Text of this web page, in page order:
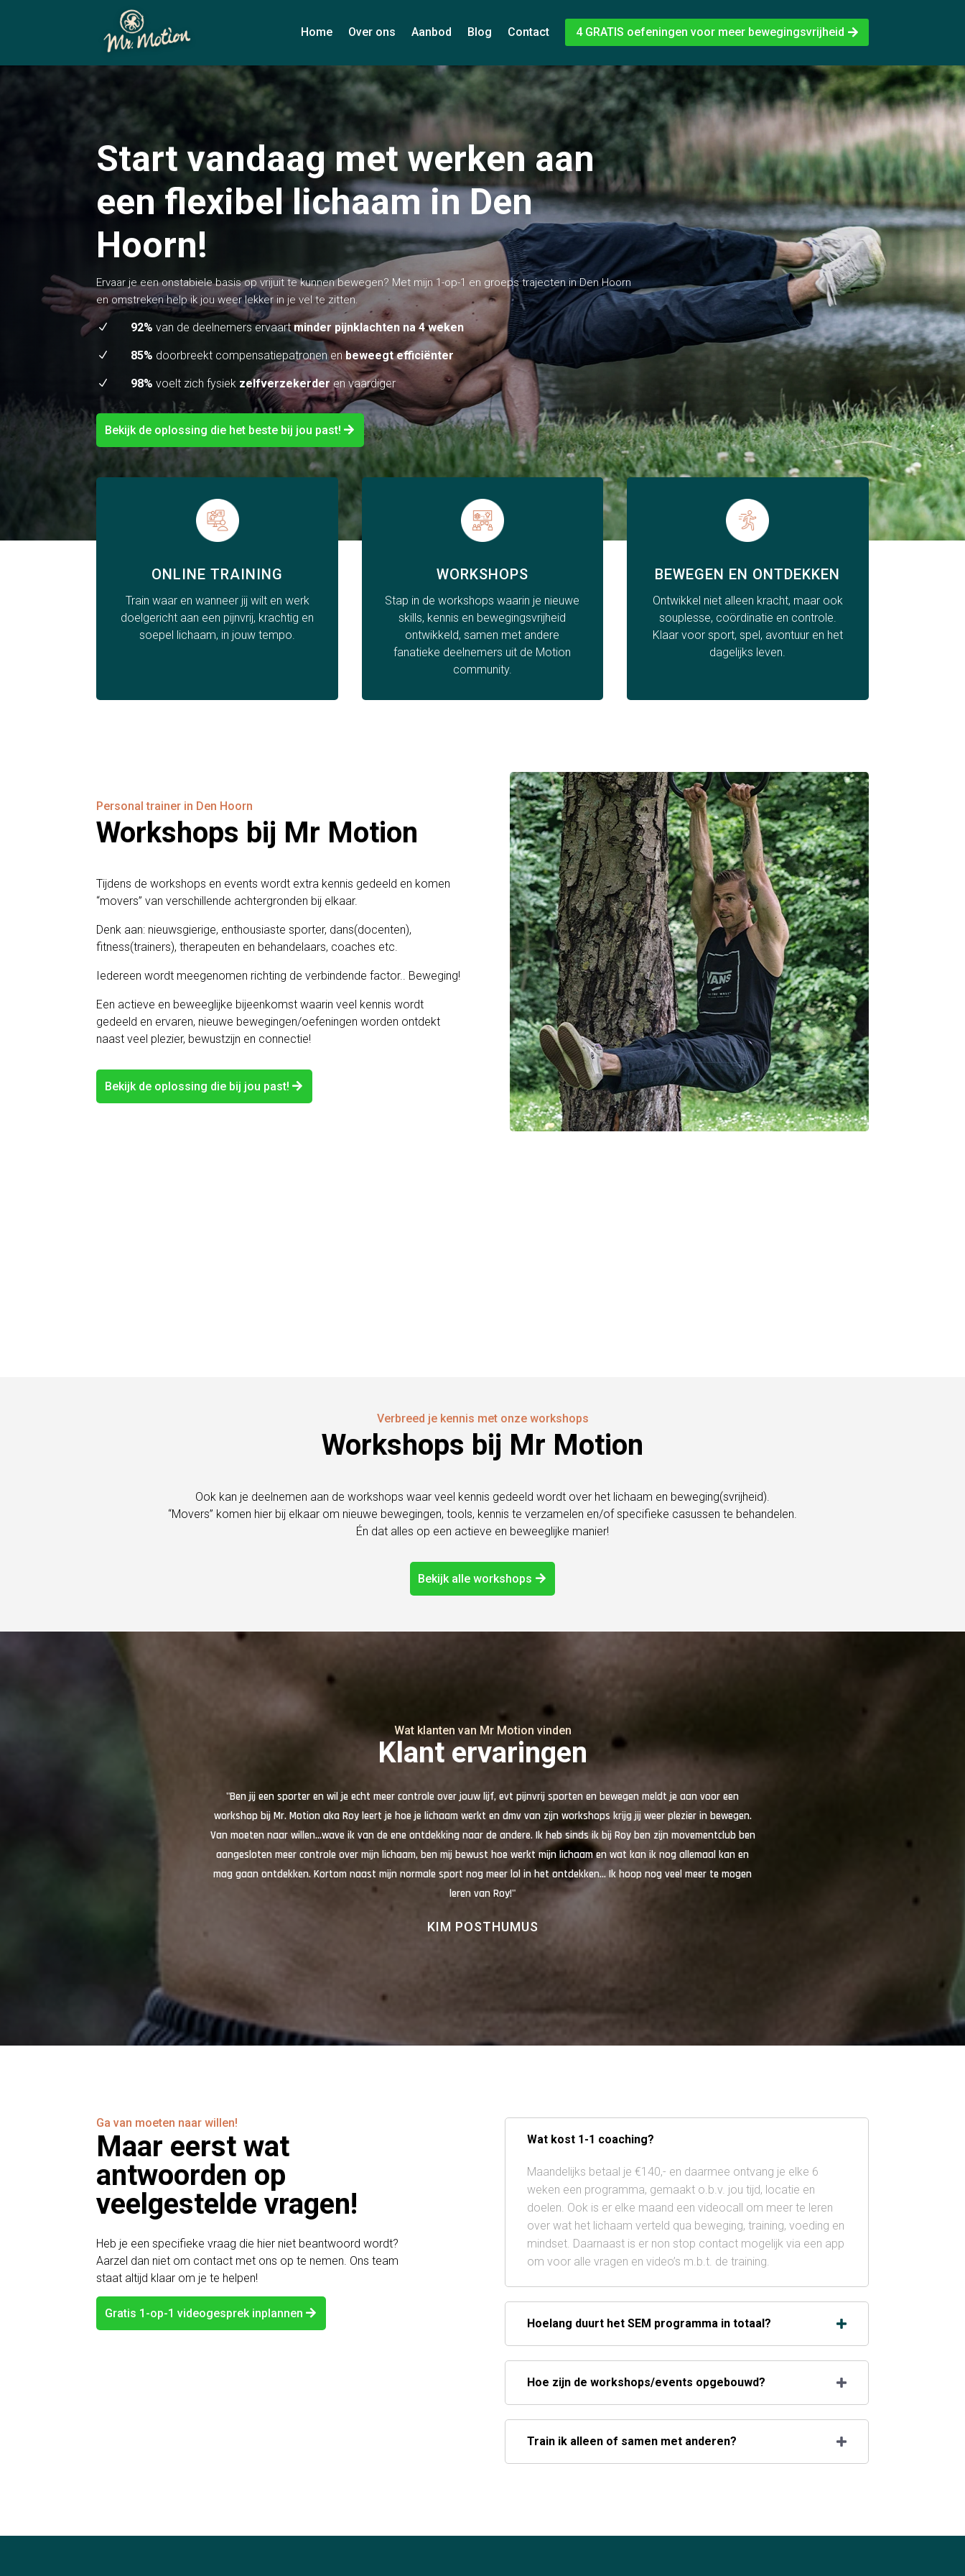
Home Over ons Aanbod Blog Contact 4 GRATIS oefeningen voor meer bewegingsvrijheid
Start vandaag met werken aan
een flexibel lichaam in Den
Hoorn!
Ervaar je een onstabiele basis op vrijuit te kunnen bewegen? Met mijn 1-op-1 en groeps trajecten in Den Hoorn
en omstreken help ik jou weer lekker in je vel te zitten.
N 92% van de deelnemers ervaartminder pijnklachten na 4 weken
N 85% doorbreekt compensatiepatronen enbeweegt efficiënter
N 98% voelt zich fysiek zelfverzekerderen vaardiger
Bekijk de oplossing die het beste bij jou past!
ONLINE TRAINING
Train waar en wanneer jij wilt en werk
doelgericht aan een pijnvrij, krachtig en
soepel lichaam, in jouw tempo.
WORKSHOPS
Stap in de workshops waarin je nieuwe
skills, kennis en bewegingsvrijheid
ontwikkeld, samen met andere
fanatieke deelnemers uit de Motion
community.
BEWEGEN EN ONTDEKKEN
Ontwikkel niet alleen kracht, maar ook
souplesse, coördinatie en controle.
Klaar voor sport, spel, avontuur en het
dagelijks leven.
Personal trainer in Den Hoorn
Workshops bij Mr Motion
Tijdens de workshops en events wordt extra kennis gedeeld en komen
“movers” van verschillende achtergronden bij elkaar.
Denk aan: nieuwsgierige, enthousiaste sporter, dans(docenten),
fitness(trainers), therapeuten en behandelaars, coaches etc.
Iedereen wordt meegenomen richting de verbindende factor.. Beweging!
Een actieve en beweeglijke bijeenkomst waarin veel kennis wordt
gedeeld en ervaren, nieuwe bewegingen/oefeningen worden ontdekt
naast veel plezier, bewustzijn en connectie!
Bekijk de oplossing die bij jou past!
Verbreed je kennis met onze workshops
Workshops bij Mr Motion
Ook kan je deelnemen aan de workshops waar veel kennis gedeeld wordt over het lichaam en beweging(svrijheid).
“Movers” komen hier bij elkaar om nieuwe bewegingen, tools, kennis te verzamelen en/of specifieke casussen te behandelen.
Én dat alles op een actieve en beweeglijke manier!
Bekijk alle workshops
Wat klanten van Mr Motion vinden
Klant ervaringen
"Ben jij een sporter en wil je echt meer controle over jouw lijf, evt pijnvrij sporten en bewegen meldt je aan voor een
workshop bij Mr. Motion aka Roy leert je hoe je lichaam werkt en dmv van zijn workshops krijg jij weer plezier in bewegen.
Van moeten naar willen…wave ik van de ene ontdekking naar de andere. Ik heb sinds ik bij Roy ben zijn movementclub ben
aangesloten meer controle over mijn lichaam, ben mij bewust hoe werkt mijn lichaam en wat kan ik nog allemaal kan en
mag gaan ontdekken. Kortom naast mijn normale sport nog meer lol in het ontdekken… Ik hoop nog veel meer te mogen
leren van Roy!"
KIM POSTHUMUS
Ga van moeten naar willen!
Maar eerst wat
antwoorden op
veelgestelde vragen!
Heb je een specifieke vraag die hier niet beantwoord wordt?
Aarzel dan niet om contact met ons op te nemen. Ons team
staat altijd klaar om je te helpen!
Gratis 1-op-1 videogesprek inplannen
Wat kost 1-1 coaching?
Maandelijks betaal je €140,- en daarmee ontvang je elke 6
weken een programma, gemaakt o.b.v. jou tijd, locatie en
doelen. Ook is er elke maand een videocall om meer te leren
over wat het lichaam verteld qua beweging, training, voeding en
mindset. Daarnaast is er non stop contact mogelijk via een app
om voor alle vragen en video’s m.b.t. de training.
Hoelang duurt het SEM programma in totaal?
Hoe zijn de workshops/events opgebouwd?
Train ik alleen of samen met anderen?